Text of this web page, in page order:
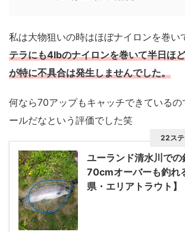
私は大物狙いの時はほぼナイロンを巻い
テラにも4lbのナイロンを巻いて半日ほ
が特に不具合は発生しませんでした。
何なら70アップもキャッチできているの
ールだなという評価でした笑
ユーランド清水川での
70cmオーバーも釣れ
県・エリアトラウト】
22ステ